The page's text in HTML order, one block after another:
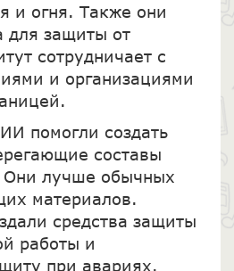
и огня. Также они
для защиты от
сотрудничает с
и организациями
помогли создать
составы
Они лучше обычных
материалов.
средства защиты
работы и
при авариях.